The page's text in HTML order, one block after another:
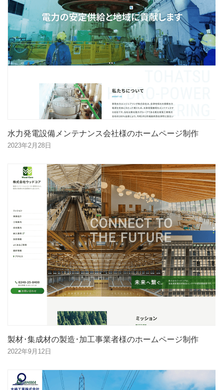
水力発電設備メンテナンス会社様のホームページ制作
2023年2月28日
製材･集成材の製造･加工事業者様のホームページ制作
2022年9月12日